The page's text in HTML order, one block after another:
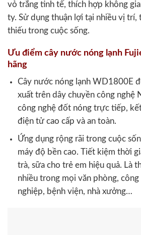
vỏ trắng tinh tế, thích hợp không
ty. Sử dụng thuận lợi tại nhiều vị trí,
thiếu trong cuộc sống.
Ưu điểm cây nước nóng lạnh
hãng
Cây nước nóng lạnh WD1800E
xuất trên dây chuyền công nghệ
công nghệ đốt nóng trực tiếp,
điện tử cao cấp và an toàn.
Ứng dụng rộng rãi trong cuộc
máy độ bền cao. Tiết kiệm thời
trà, sữa cho trẻ em hiệu quả. Là
nhiều trong mọi văn phòng, công
nghiệp, bệnh viện, nhà xưởng…